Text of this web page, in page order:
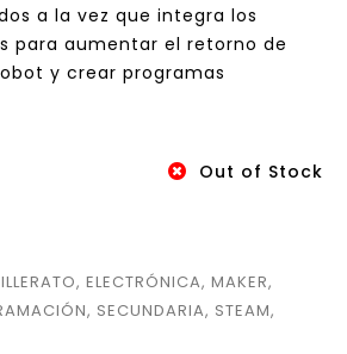
a la vez que integra los
para aumentar el retorno de
y crear programas
Out of Stock
, ELECTRÓNICA, MAKER,
, SECUNDARIA, STEAM,